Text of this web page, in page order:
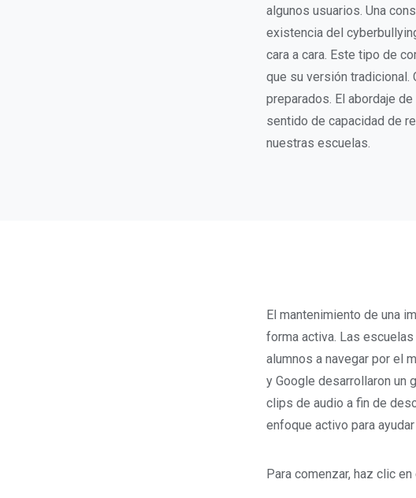
algunos usuarios. Una
existencia del
cara a cara. Este tipo de
que su versión tradicional.
preparados. El abordaje
sentido de capacidad de
nuestras escuelas.
El mantenimiento de una
forma activa. Las
alumnos a navegar por el
y Google desarrollaron un
clips de audio a fin de
enfoque activo para
Para comenzar, haz clic